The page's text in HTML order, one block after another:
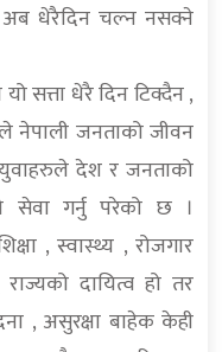
अब धेरैदिन चल्न नसक्ने
सत्ता धेरै दिन टिक्दैन ,
जनताको जीवन
देश र जनताको
सेवा गर्नु परेको छ ।
, स्वास्थ्य , रोजगार
दायित्व हो तर
, असुरक्षा बाहेक केही